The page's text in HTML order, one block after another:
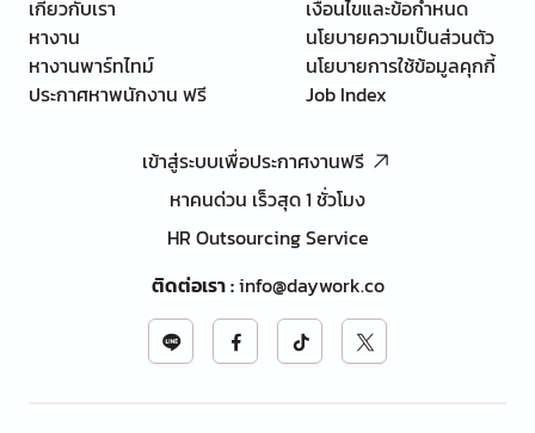
เกี่ยวกับเรา
หางาน
หางานพาร์ทไทม์
ประกาศหาพนักงาน ฟรี
เงื่อนไขและข้อกำหนด
นโยบายความเป็นส่วนตัว
นโยบายการใช้ข้อมูลคุกกี้
Job Index
เข้าสู่ระบบเพื่อประกาศงานฟรี
หาคนด่วน เร็วสุด 1 ชั่วโมง
HR Outsourcing Service
ติดต่อเรา:info@daywork.co